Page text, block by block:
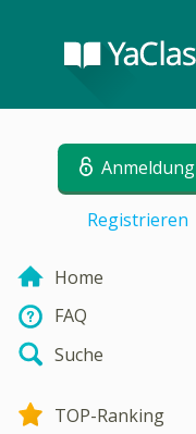
Anmeldung
Registrieren
Home
FAQ
Suche
TOP-Ranking